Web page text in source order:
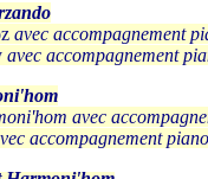
avec accompagnement
avec accompagnement
avec
accompagnement piano